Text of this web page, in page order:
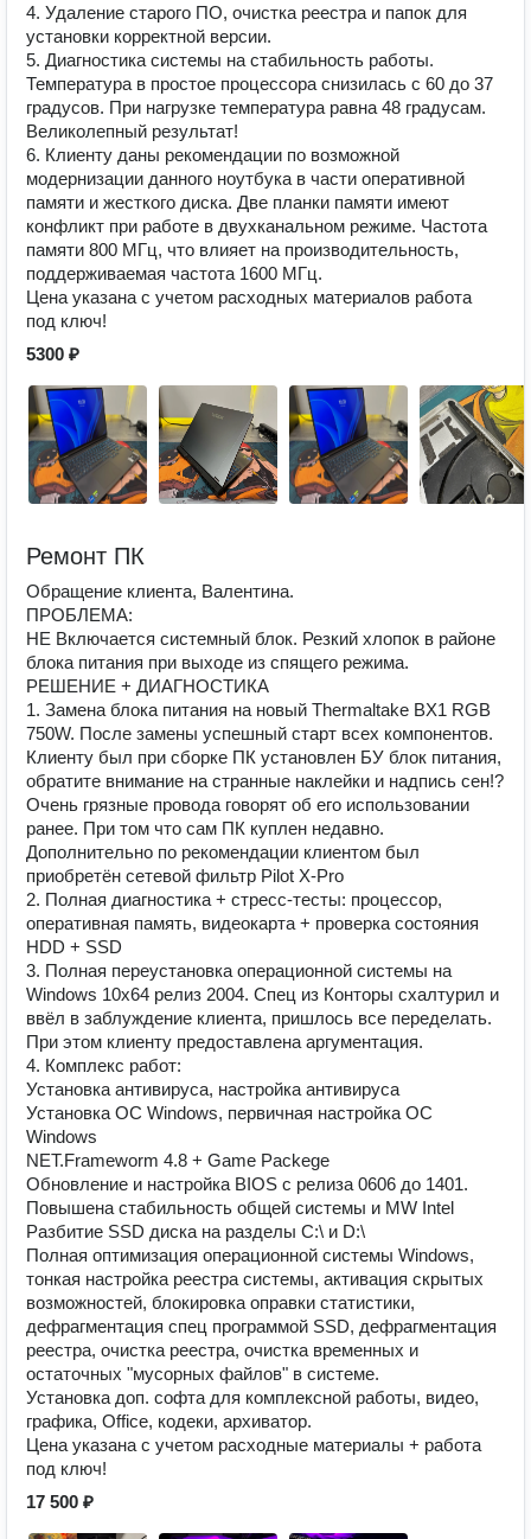
4. Удаление старого ПО, очистка реестра и папок для
установки корректной версии.
5. Диагностика системы на стабильность работы.
Температура в простое процессора снизилась с 60 до 37
градусов. При нагрузке температура равна 48 градусам.
Великолепный результат!
6. Клиенту даны рекомендации по возможной
модернизации данного ноутбука в части оперативной
памяти и жесткого диска. Две планки памяти имеют
конфликт при работе в двухканальном режиме. Частота
памяти 800 МГц, что влияет на производительность,
поддерживаемая частота 1600 МГц.
Цена указана с учетом расходных материалов работа
под ключ!
5300 ₽
Ремонт ПК
Обращение клиента, Валентина.
ПРОБЛЕМА:
НЕ Включается системный блок. Резкий хлопок в районе
блока питания при выходе из спящего режима.
РЕШЕНИЕ + ДИАГНОСТИКА
1. Замена блока питания на новый Thermaltake BX1 RGB
750W. После замены успешный старт всех компонентов.
Клиенту был при сборке ПК установлен БУ блок питания,
обратите внимание на странные наклейки и надпись сен!?
Очень грязные провода говорят об его использовании
ранее. При том что сам ПК куплен недавно.
Дополнительно по рекомендации клиентом был
приобретён сетевой фильтр Pilot X-Pro
2. Полная диагностика + стресс-тесты: процессор,
оперативная память, видеокарта + проверка состояния
HDD + SSD
3. Полная переустановка операционной системы на
Windows 10x64 релиз 2004. Спец из Конторы схалтурил и
ввёл в заблуждение клиента, пришлось все переделать.
При этом клиенту предоставлена аргументация.
4. Комплекс работ:
Установка антивируса, настройка антивируса
Установка ОС Windows, первичная настройка ОС
Windows
NET.Frameworm 4.8 + Game Packege
Обновление и настройка BIOS с релиза 0606 до 1401.
Повышена стабильность общей системы и MW Intel
Разбитие SSD диска на разделы С:\ и D:\
Полная оптимизация операционной системы Windows,
тонкая настройка реестра системы, активация скрытых
возможностей, блокировка оправки статистики,
дефрагментация спец программой SSD, дефрагментация
реестра, очистка реестра, очистка временных и
остаточных "мусорных файлов" в системе.
Установка доп. софта для комплексной работы, видео,
графика, Office, кодеки, архиватор.
Цена указана с учетом расходные материалы + работа
под ключ!
17 500 ₽